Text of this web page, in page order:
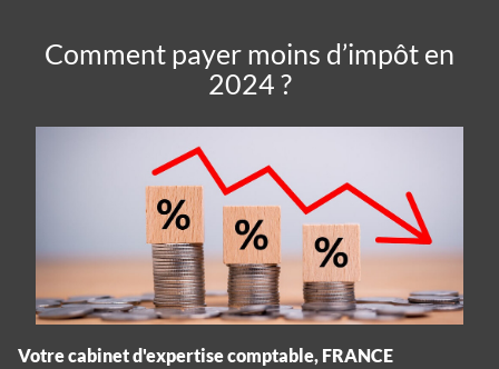
Comment payer moins d’impôt en
2024 ?
Votre cabinet d'expertise comptable, FRANCE